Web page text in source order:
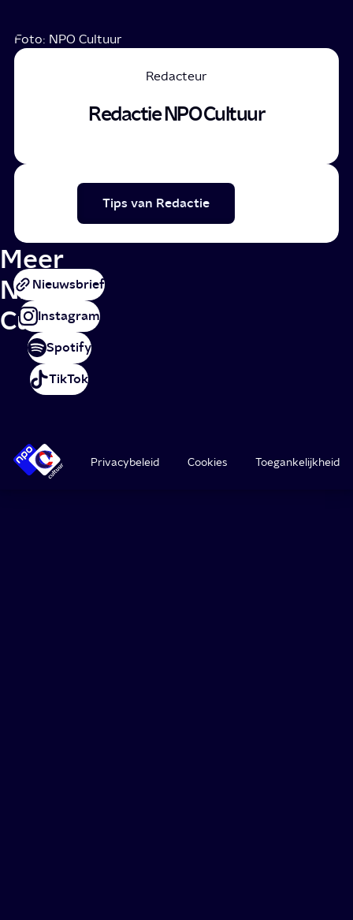
Foto: NPO Cultuur
Redacteur
Redactie NPO Cultuur
Tips van Redactie
Meer
NPO
Cultuur
Nieuwsbrief
Instagram
Spotify
TikTok
Privacybeleid Cookies Toegankelijkheid